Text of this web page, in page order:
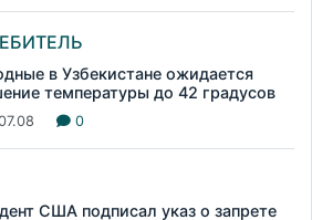
в Узбекистане ожидается
температуры до 42 градусов
0
США подписал указ о запрете